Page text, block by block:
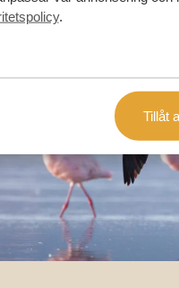
.
Tillåt